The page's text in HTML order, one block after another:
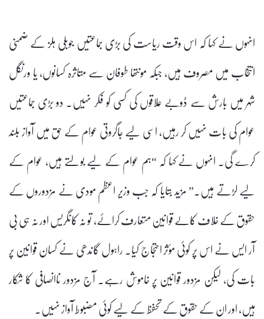
انہوں نے کہا کہ اس وقت ریاست کی بڑی جماعتیں جوبلی ہلز کے ضمنی
انتخاب میں مصروف ہیں، جبکہ مونتھا طوفان سے متاثرہ کسانوں، یا ورنگل
شہر میں بارش سے ڈوبے علاقوں کی کسی کو فکر نہیں۔ دو بڑی جماعتیں
عوام کی بات نہیں کر رہیں، اسی لیے جاگروتی عوام کے حق میں آواز بلند
کرے گی۔ انہوں نے کہا کہ “ہم عوام کے لیے بولتے ہیں، عوام کے
لیے لڑتے ہیں۔” مزید بتایا کہ جب وزیر اعظم مودی نے مزدوروں کے
حقوق کے خلاف کالے قوانین متعارف کرائے، تو نہ کانگریس اور نہ ہی بی
آر ایس نے اس پر کوئی مؤثر احتجاج کیا۔ راہول گاندھی نے کسان قوانین پر
بات کی، لیکن مزدور قوانین پر خاموش رہے۔ آج مزدور ناانصافی کا شکار
ہیں، اور ان کے حقوق کے تحفظ کے لیے کوئی مضبوط آواز نہیں۔